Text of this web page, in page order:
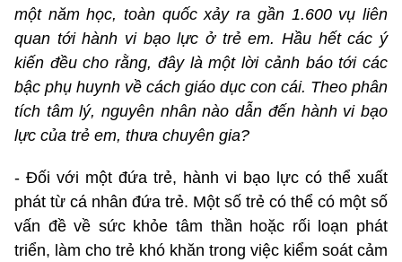
một năm học, toàn quốc xảy ra gần 1.600 vụ liên
quan tới hành vi bạo lực ở trẻ em. Hầu hết các ý
kiến đều cho rằng, đây là một lời cảnh báo tới các
bậc phụ huynh về cách giáo dục con cái. Theo phân
tích tâm lý, nguyên nhân nào dẫn đến hành vi bạo
lực của trẻ em, thưa chuyên gia?
- Đối với một đứa trẻ, hành vi bạo lực có thể xuất
phát từ cá nhân đứa trẻ. Một số trẻ có thể có một số
vấn đề về sức khỏe tâm thần hoặc rối loạn phát
triển, làm cho trẻ khó khăn trong việc kiểm soát cảm